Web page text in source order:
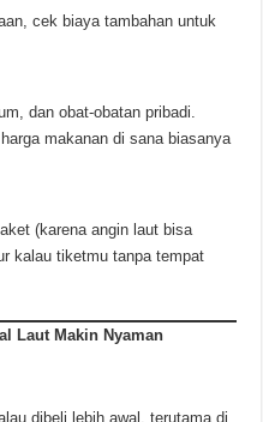
cek biaya tambahan untuk
dan obat-obatan pribadi.
makanan di sana biasanya
(karena angin laut bisa
kalau tiketmu tanpa tempat
Laut Makin Nyaman
dibeli lebih awal, terutama di